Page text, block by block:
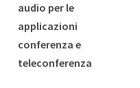
audio per le
applicazioni
conferenza e
teleconferenza